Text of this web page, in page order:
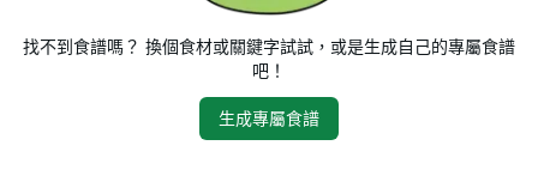
找不到食譜嗎？ 換個食材或關鍵字試試，或是生成自己的專屬食譜
吧！
生成專屬食譜